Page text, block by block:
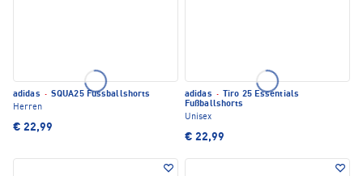
adidas · SQUA25 Fussballshorts
Herren
€ 22,99
adidas ·
Tiro 25 Essentials
Fußballshorts
Unisex
€ 22,99